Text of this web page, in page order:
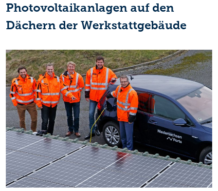
Photovoltaikanlagen auf den
Dächern der Werkstattgebäude